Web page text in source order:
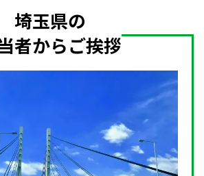
埼玉県の
者からご挨拶